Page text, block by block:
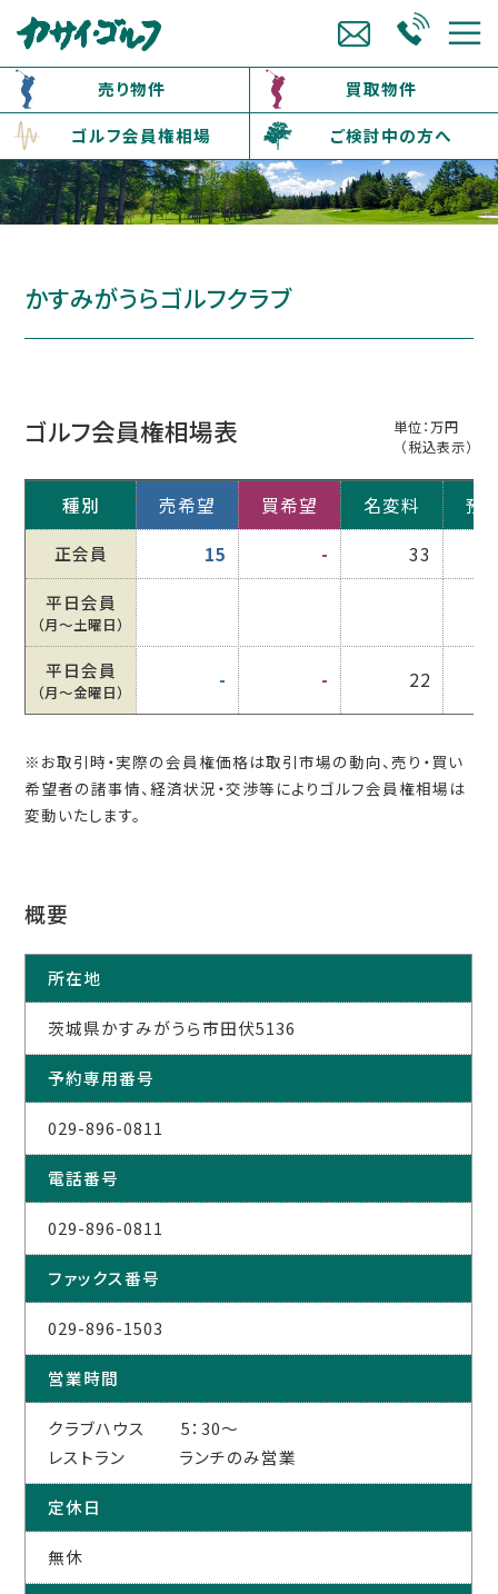
売り物件
買取物件
ゴルフ会員権相場
ご検討中の方へ
かすみがうらゴルフクラブ
ゴルフ会員権相場表
単位：万円
（税込表示）
種別 売希望 買希望 名変料 預
正会員 15 - 33
平日会員
（月〜土曜日）
平日会員
（月〜金曜日） - - 22
※お取引時・実際の会員権価格は取引市場の動向、売り・買い
希望者の諸事情、経済状況・交渉等によりゴルフ会員権相場は
変動いたします。
概要
所在地
茨城県かすみがうら市田伏5136
予約専用番号
029-896-0811
電話番号
029-896-0811
ファックス番号
029-896-1503
営業時間
クラブハウス 5：30～
レストラン ランチのみ営業
定休日
無休